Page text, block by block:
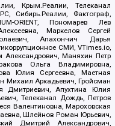
Крым.Реалии, Телеканал
Сибирь.Реалии, Фактограф,
ORIENT, Пономарев Лев
Маркелов Сергей
Апахончич Дарья
СМИ, VTimes.io,
Александрович, Маняхин Петр
Ольга Владимировна,
Юлия Сергеевна, Маетная
Михаил Аркадьевич, Гройсман
Дмитриевич, Апухтина Юлия
Телеканал Дождь, Петров
Валентиновна, Мароховская
Шлейнов Роман Юрьевич,
Дмитрий Александрович,